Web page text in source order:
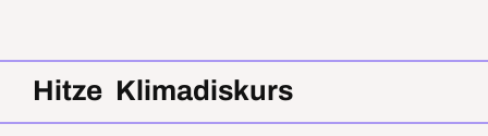
Hitze Klimadiskurs